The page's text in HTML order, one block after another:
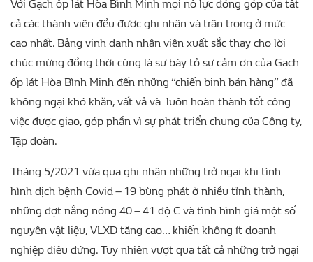
Với Gạch ốp lát Hòa Bình Minh mọi nỗ lực đóng góp của tất
cả các thành viên đều được ghi nhận và trân trọng ở mức
cao nhất. Bảng vinh danh nhân viên xuất sắc thay cho lời
chúc mừng đồng thời cùng là sự bày tỏ sự cảm ơn của Gạch
ốp lát Hòa Bình Minh đến những “chiến binh bán hàng” đã
không ngại khó khăn, vất vả và luôn hoàn thành tốt công
việc được giao, góp phần vì sự phát triển chung của Công ty,
Tập đoàn.
Tháng 5/2021 vừa qua ghi nhận những trở ngại khi tình
hình dịch bệnh Covid – 19 bùng phát ở nhiều tỉnh thành,
những đợt nắng nóng 40 – 41 độ C và tình hình giá một số
nguyên vật liệu, VLXD tăng cao… khiến không ít doanh
nghiệp điêu đứng. Tuy nhiên vượt qua tất cả những trở ngại